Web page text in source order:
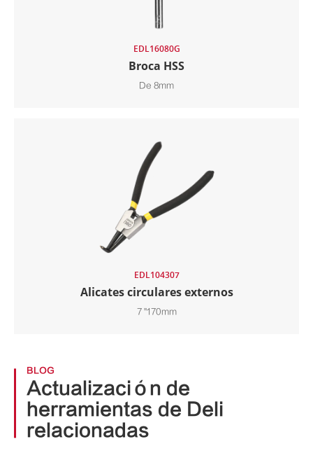
EDL16080G
Broca HSS
De 8mm
EDL104307
Alicates circulares externos
7 "170mm
BLOG
Actualización de
herramientas de Deli
relacionadas